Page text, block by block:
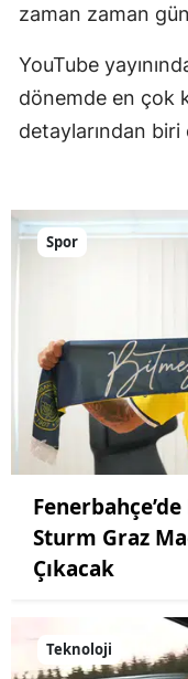
zaman zaman
YouTube
dönemde en çok
detaylarından biri
Spor
Sturm Graz
Çıkacak
Teknoloji